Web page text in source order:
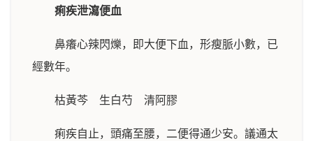
痢疾泄瀉便血
鼻癢心辣閃爍，即大便下血，形瘦脈小數，已
經數年。
枯黃芩 生白芍 清阿膠
痢疾自止，頭痛至腰，二便得通少安。議通太